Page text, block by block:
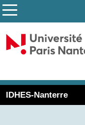
IDHES-Nanterre